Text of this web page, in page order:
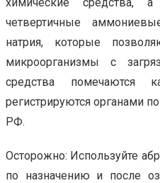
четвертичные
натрия, которые
микроорганизмы с
средства помечаются
регистрируются органами
РФ.
Осторожно: Используйте
по назначению и после